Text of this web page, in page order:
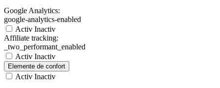
Google Analytics:
google-analytics-enabled
Activ Inactiv
Affiliate tracking:
_two_performant_enabled
Activ Inactiv
Elemente de confort
Activ Inactiv